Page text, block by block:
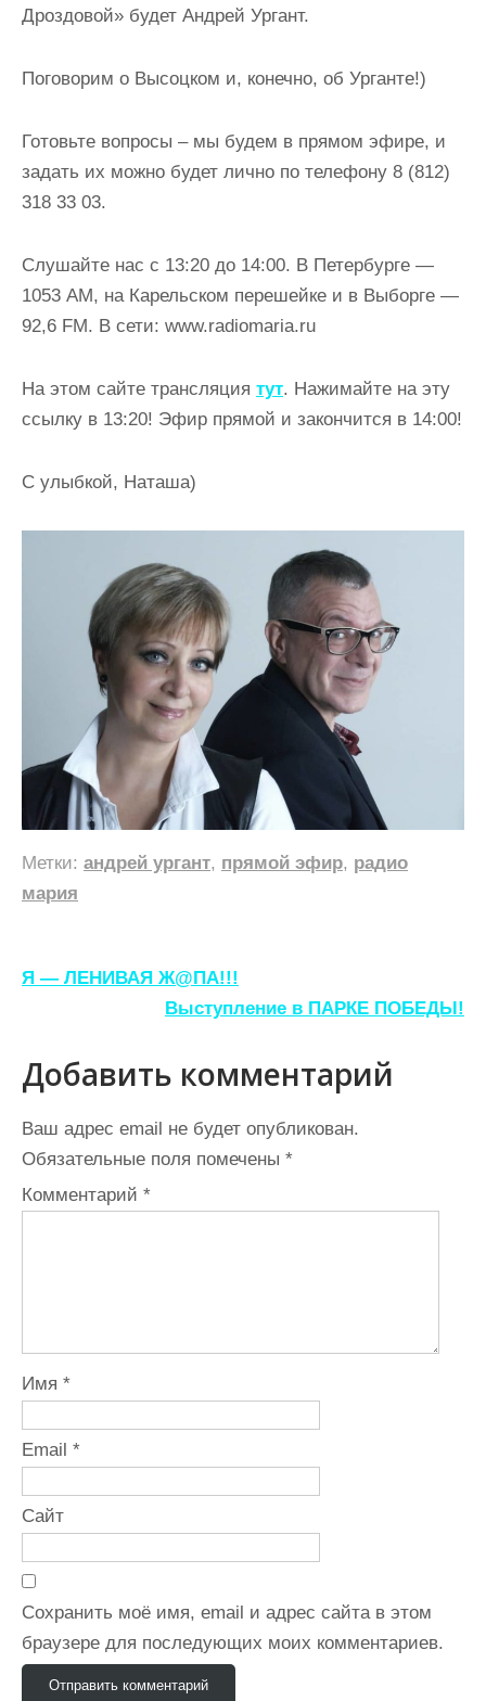
Дроздовой» будет Андрей Ургант.
Поговорим о Высоцком и, конечно, об Урганте!)
Готовьте вопросы – мы будем в прямом эфире, и
задать их можно будет лично по телефону 8 (812)
318 33 03.
Слушайте нас с 13:20 до 14:00. В Петербурге —
1053 AM, на Карельском перешейке и в Выборге —
92,6 FM. В сети: www.radiomaria.ru
На этом сайте трансляция тут. Нажимайте на эту
ссылку в 13:20! Эфир прямой и закончится в 14:00!
С улыбкой, Наташа)
Метки: андрей ургант, прямой эфир, радио
мария
Навигация
записям
Я — ЛЕНИВАЯ Ж@ПА!!!
Выступление в ПАРКЕ ПОБЕДЫ!
Добавить комментарий
Ваш адрес email не будет опубликован.
Обязательные поля помечены *
Комментарий *
Имя *
Email *
Сайт
Сохранить моё имя, email и адрес сайта в этом
браузере для последующих моих комментариев.